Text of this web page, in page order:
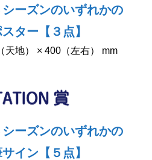
ーズンのいずれかの
ター【３点】
天地） × 400（左右） mm
ーズンのいずれかの
イン【５点】